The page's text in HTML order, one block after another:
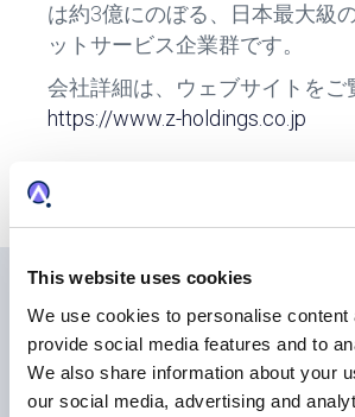
This website uses cookies
We use cookies to personalise content
provide social media features and to
We also share information about your
our social media, advertising and
は約3億にのぼる、日本最大級
ットサービス企業群です。
会社詳細は、ウェブサイトをご
https://www.z-holdings.co.jp
ほかも読